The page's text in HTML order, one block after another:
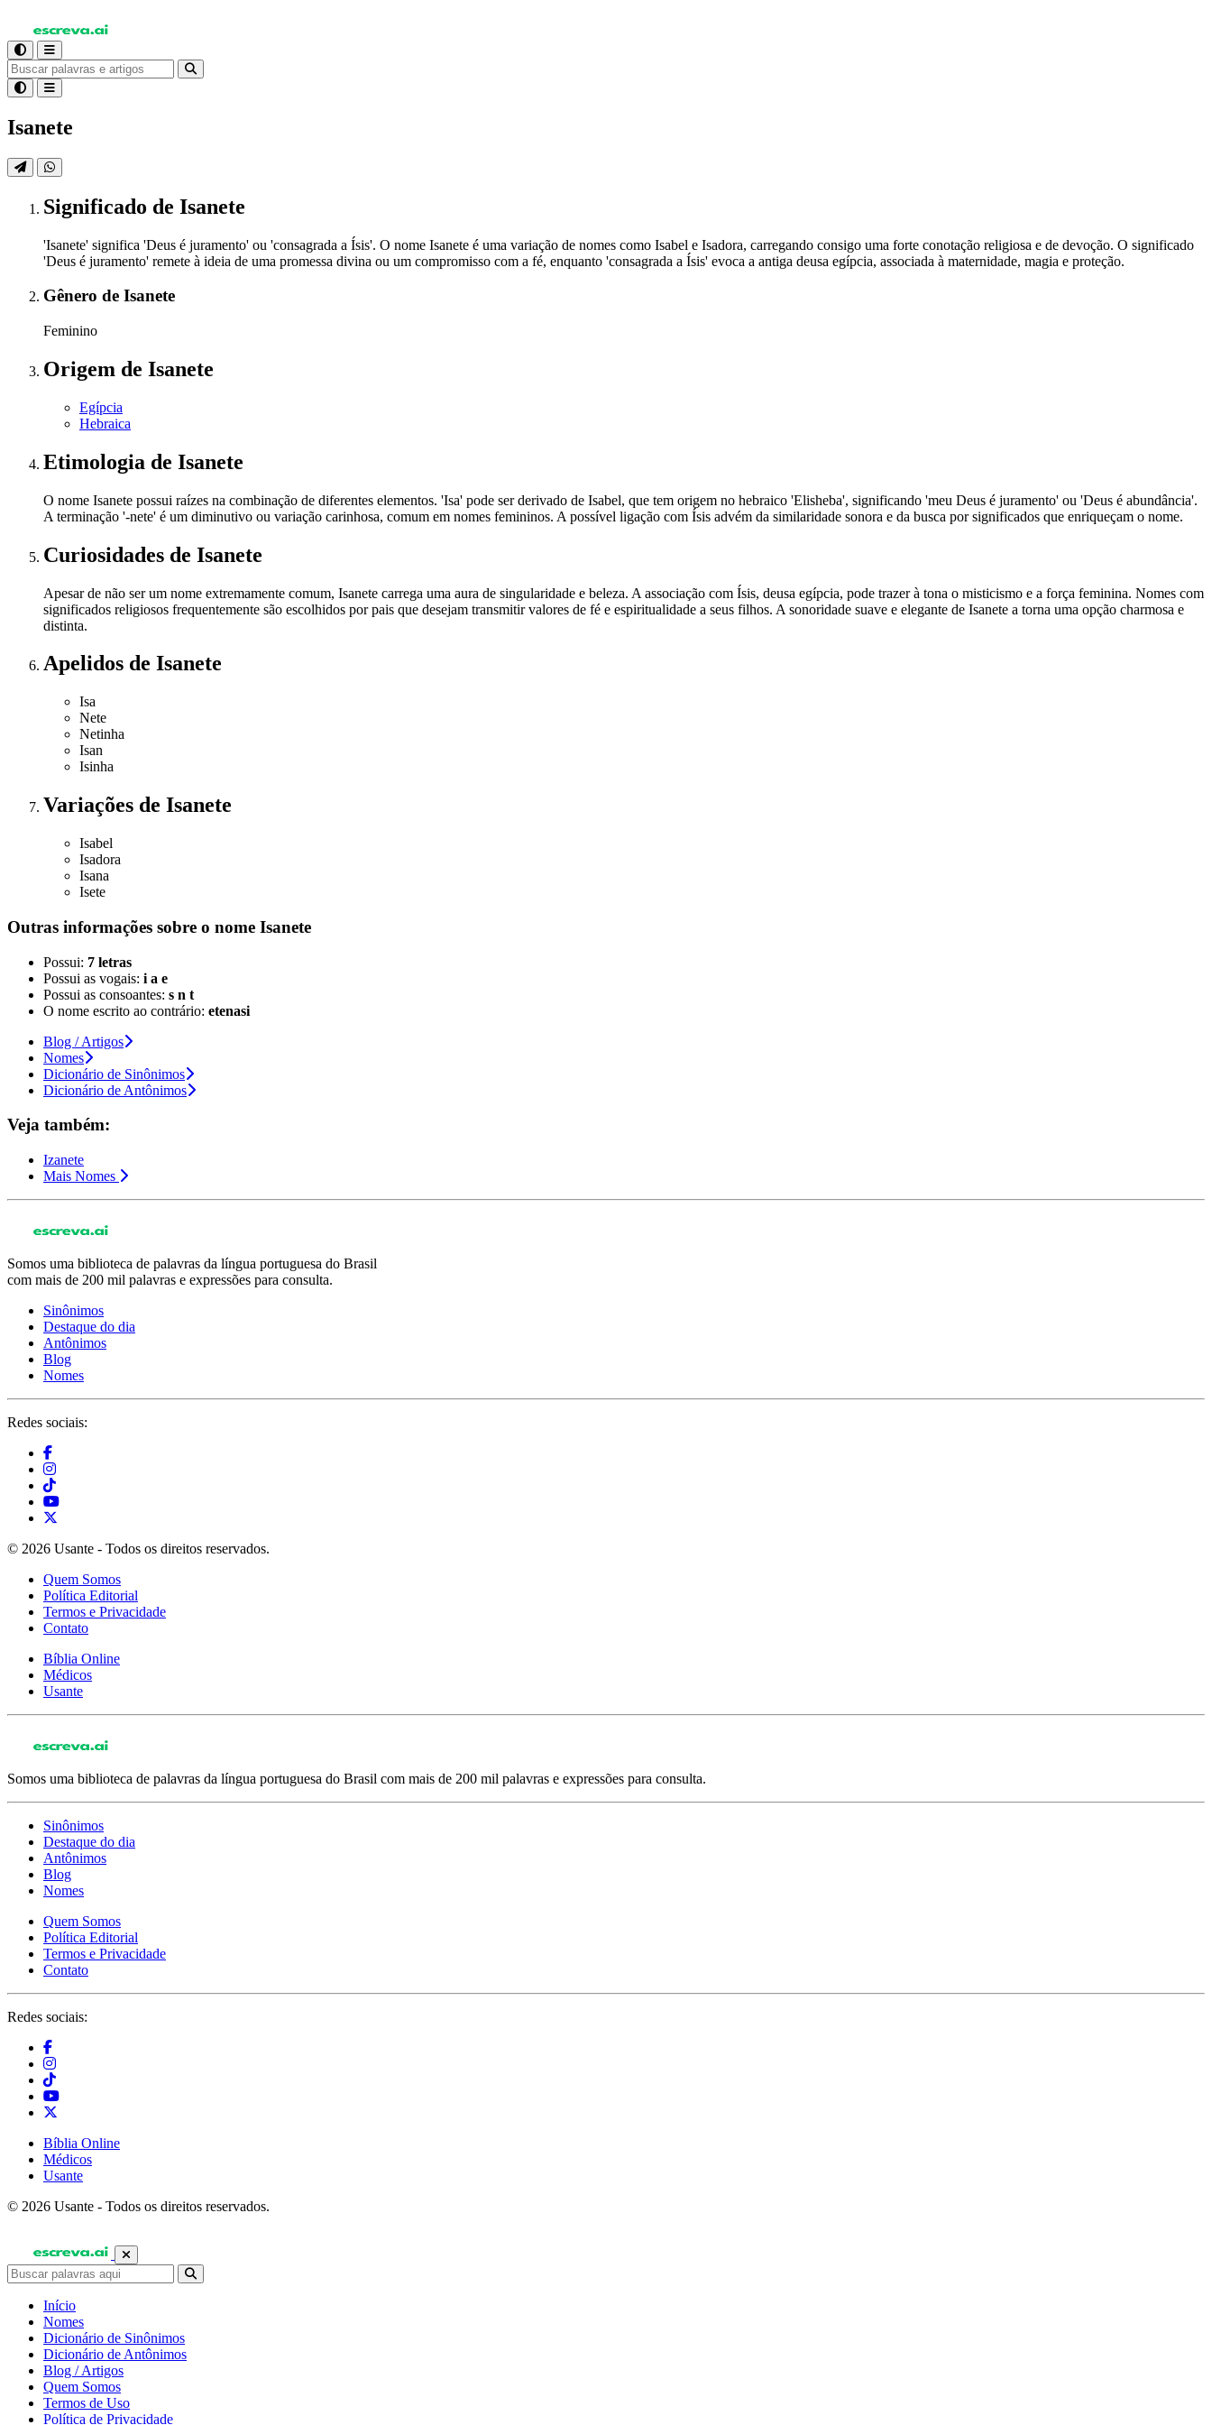
Isanete
Significado de Isanete
'Isanete' significa 'Deus é juramento' ou 'consagrada a Ísis'. O nome Isanete é uma variação de nomes como Isabel e Isadora, carregando consigo uma forte conotação religiosa e de devoção. O significado
'Deus é juramento' remete à ideia de uma promessa divina ou um compromisso com a fé, enquanto 'consagrada a Ísis' evoca a antiga deusa egípcia, associada à maternidade, magia e proteção.
Gênero de Isanete
Feminino
Origem de Isanete
Egípcia
Hebraica
Etimologia de Isanete
O nome Isanete possui raízes na combinação de diferentes elementos. 'Isa' pode ser derivado de Isabel, que tem origem no hebraico 'Elisheba', significando 'meu Deus é juramento' ou 'Deus é abundância'.
A terminação '-nete' é um diminutivo ou variação carinhosa, comum em nomes femininos. A possível ligação com Ísis advém da similaridade sonora e da busca por significados que enriqueçam o nome.
Curiosidades de Isanete
Apesar de não ser um nome extremamente comum, Isanete carrega uma aura de singularidade e beleza. A associação com Ísis, deusa egípcia, pode trazer à tona o misticismo e a força feminina. Nomes com
significados religiosos frequentemente são escolhidos por pais que desejam transmitir valores de fé e espiritualidade a seus filhos. A sonoridade suave e elegante de Isanete a torna uma opção charmosa e
distinta.
Apelidos de Isanete
Isa
Nete
Netinha
Isan
Isinha
Variações de Isanete
Isabel
Isadora
Isana
Isete
Outras informações sobre o nome Isanete
Possui: 7 letras
Possui as vogais: i a e
Possui as consoantes: s n t
O nome escrito ao contrário: etenasi
Blog / Artigos
Nomes
Dicionário de Sinônimos
Dicionário de Antônimos
Veja também:
Izanete
Mais Nomes
Somos uma biblioteca de palavras da língua portuguesa do Brasil
com mais de 200 mil palavras e expressões para consulta.
Sinônimos
Destaque do dia
Antônimos
Blog
Nomes
Redes sociais:
© 2026 Usante - Todos os direitos reservados.
Quem Somos
Política Editorial
Termos e Privacidade
Contato
Bíblia Online
Médicos
Usante
Somos uma biblioteca de palavras da língua portuguesa do Brasil com mais de 200 mil palavras e expressões para consulta.
Sinônimos
Destaque do dia
Antônimos
Blog
Nomes
Quem Somos
Política Editorial
Termos e Privacidade
Contato
Redes sociais:
Bíblia Online
Médicos
Usante
© 2026 Usante - Todos os direitos reservados.
Início
Nomes
Dicionário de Sinônimos
Dicionário de Antônimos
Blog / Artigos
Quem Somos
Termos de Uso
Política de Privacidade